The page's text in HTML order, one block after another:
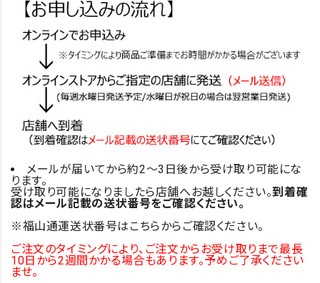
メールが届いてから約2～3日後から受け取り可能にな
ります。
受け取り可能になりましたら店舗へお越しください。到着確
認はメール記載の送状番号をご確認ください。
※福山通運送状番号はこちらからご確認ください。
ご注文のタイミングにより、ご注文からお受け取りまで最長
10日から2週間かかる場合もあります。予めご了承ください
ませ。